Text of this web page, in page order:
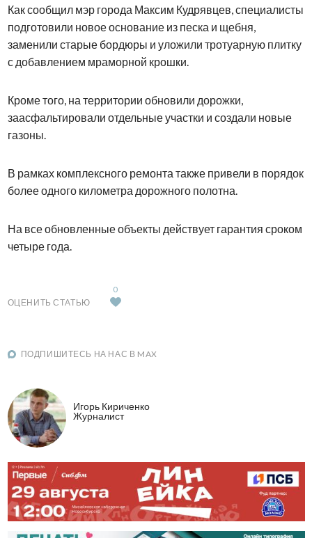
Как сообщил мэр города Максим Кудрявцев, специалисты
подготовили новое основание из песка и щебня,
заменили старые бордюры и уложили тротуарную плитку
с добавлением мраморной крошки.
Кроме того, на территории обновили дорожки,
заасфальтировали отдельные участки и создали новые
газоны.
В рамках комплексного ремонта также привели в порядок
более одного километра дорожного полотна.
На все обновленные объекты действует гарантия сроком
четыре года.
ОЦЕНИТЬ СТАТЬЮ
0
ПОДПИШИТЕСЬ НА НАС В MAX
Игорь Кириченко
Журналист